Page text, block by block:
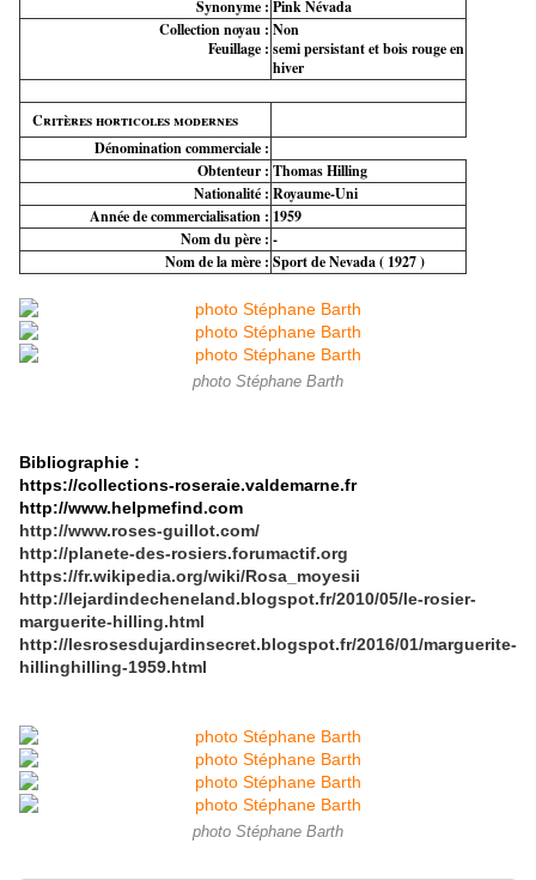
Synonyme : Pink Névada
Collection noyau :
Feuillage :
Non
semi persistant et bois rouge en
hiver
Critères horticoles modernes
Dénomination commerciale :
Obtenteur : Thomas Hilling
Nationalité : Royaume-Uni
Année de commercialisation : 1959
Nom du père : -
Nom de la mère : Sport de Nevada ( 1927 )
photo Stéphane Barth
Bibliographie :
https://collections-roseraie.valdemarne.fr
http://www.helpmefind.com
http://www.roses-guillot.com/
http://planete-des-rosiers.forumactif.org
https://fr.wikipedia.org/wiki/Rosa_moyesii
http://lejardindecheneland.blogspot.fr/2010/05/le-rosier-
marguerite-hilling.html
http://lesrosesdujardinsecret.blogspot.fr/2016/01/marguerite-
hillinghilling-1959.html
photo Stéphane Barth